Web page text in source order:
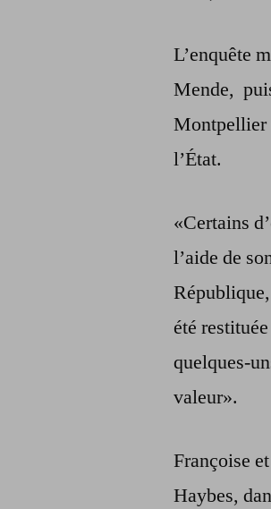
L’enquête
Mende,
Montpellier
l’État.
«Certains
l’aide de
été
quelques-
valeur».
Françoise
Haybes,